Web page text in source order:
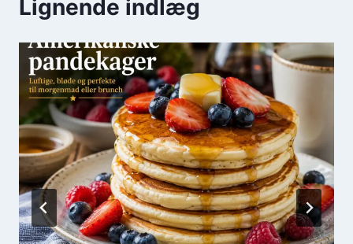
Lignende indlæg